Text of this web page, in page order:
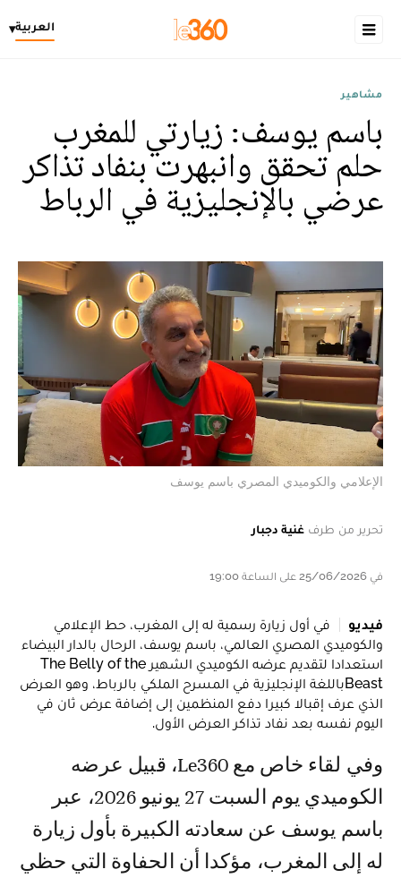
العربية▾
مشاهير
باسم يوسف: زيارتي للمغرب
حلم تحقق وانبهرت بنفاد تذاكر
عرضي بالإنجليزية في الرباط
الإعلامي والكوميدي المصري باسم يوسف
تحرير من طرف غنية دجبار
في 25/06/2026 على الساعة 19:00
فيديو
في أول زيارة رسمية له إلى المغرب، حط الإعلامي
والكوميدي المصري العالمي، باسم يوسف، الرحال بالدار البيضاء
استعدادا لتقديم عرضه الكوميدي الشهير The Belly of the
Beastباللغة الإنجليزية في المسرح الملكي بالرباط، وهو العرض
الذي عرف إقبالا كبيرا دفع المنظمين إلى إضافة عرض ثان في
اليوم نفسه بعد نفاد تذاكر العرض الأول.
وفي لقاء خاص مع Le360، قبيل عرضه
الكوميدي يوم السبت 27 يونيو 2026، عبر
باسم يوسف عن سعادته الكبيرة بأول زيارة
له إلى المغرب، مؤكدا أن الحفاوة التي حظي